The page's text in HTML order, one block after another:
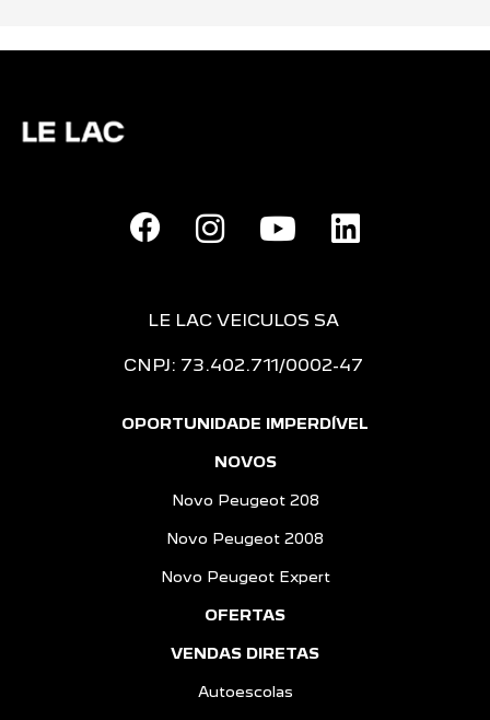
LE LAC VEICULOS SA
CNPJ: 73.402.711/0002-47
OPORTUNIDADE IMPERDÍVEL
NOVOS
Novo Peugeot 208
Novo Peugeot 2008
Novo Peugeot Expert
OFERTAS
VENDAS DIRETAS
Autoescolas